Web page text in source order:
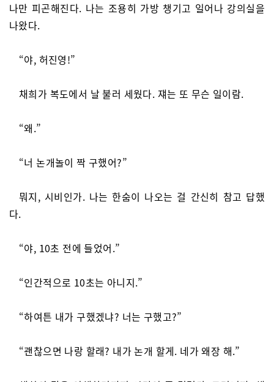
나만 피곤해진다. 나는 조용히 가방 챙기고 일어나 강의실을
나왔다.
“야, 허진영!”
채희가 복도에서 날 불러 세웠다. 쟤는 또 무슨 일이람.
“왜.”
“너 논개놀이 짝 구했어?”
뭐지, 시비인가. 나는 한숨이 나오는 걸 간신히 참고 답했
다.
“야, 10초 전에 들었어.”
“인간적으로 10초는 아니지.”
“하여튼 내가 구했겠냐? 너는 구했고?”
“괜찮으면 나랑 할래? 내가 논개 할게. 네가 왜장 해.”